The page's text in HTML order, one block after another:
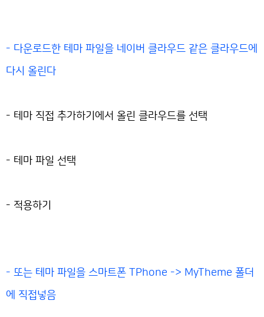
- 다운로드한 테마 파일을 네이버 클라우드 같은 클라우드에
다시 올린다
- 테마 직접 추가하기에서 올린 클라우드를 선택
- 테마 파일 선택
- 적용하기
- 또는 테마 파일을 스마트폰 TPhone -> MyTheme 폴더
에 직접넣음